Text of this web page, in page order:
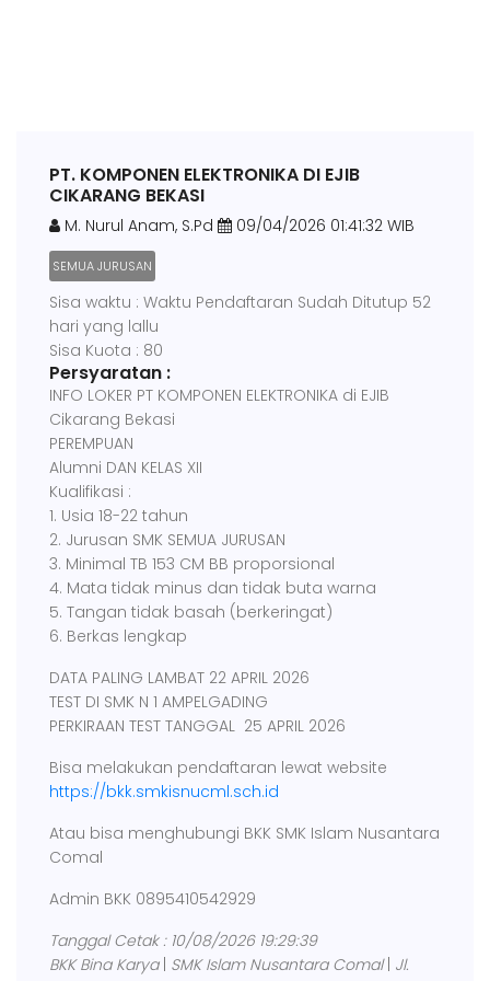
PT. KOMPONEN ELEKTRONIKA DI EJIB
CIKARANG BEKASI
M. Nurul Anam, S.Pd 09/04/2026 01:41:32 WIB
SEMUA JURUSAN
Sisa waktu : Waktu Pendaftaran Sudah Ditutup 52
hari yang lallu
Sisa Kuota : 80
Persyaratan :
INFO LOKER PT KOMPONEN ELEKTRONIKA di EJIB
Cikarang Bekasi
PEREMPUAN
Alumni DAN KELAS XII
Kualifikasi :
1. Usia 18-22 tahun
2. Jurusan SMK SEMUA JURUSAN
3. Minimal TB 153 CM BB proporsional
4. Mata tidak minus dan tidak buta warna
5. Tangan tidak basah (berkeringat)
6. Berkas lengkap
DATA PALING LAMBAT 22 APRIL 2026
TEST DI SMK N 1 AMPELGADING
PERKIRAAN TEST TANGGAL 25 APRIL 2026
Bisa melakukan pendaftaran lewat website
https://bkk.smkisnucml.sch.id
Atau bisa menghubungi BKK SMK Islam Nusantara
Comal
Admin BKK 0895410542929
Tanggal Cetak : 10/08/2026 19:29:39
BKK Bina Karya SMK Islam Nusantara Comal| Jl.